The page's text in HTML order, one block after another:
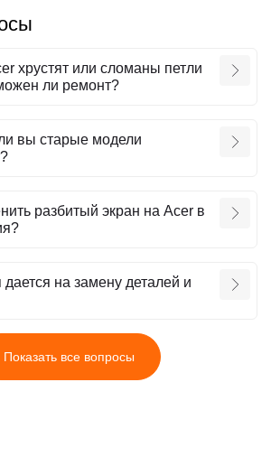
хрустят или сломаны петли
ли ремонт?
вы старые модели
разбитый экран на Acer в
дается на замену деталей и
Показать все вопросы